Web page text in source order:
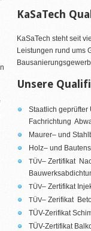
KaSaTech
KaSaTech steht seit
Leistungen rund ums
Unsere
Staatlich geprüfter
Fachrichtung
Maurer– und
Holz– und
TÜV– Zertifikat
TÜV– Zertifikat
TÜV– Zerifikat
TÜV-Zerifikat
TÜV-Zertifikat